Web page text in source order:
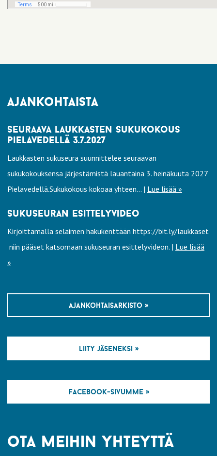
ajankohtaista
seuraava laukkasten sukukokous
pielavedellä 3.7.2027
Laukkasten sukuseura suunnittelee seuraavan
sukukokouksensa järjestämistä lauantaina 3. heinäkuuta 2027
Pielavedellä.Sukukokous kokoaa yhteen... | Lue lisää »
sukuseuran esittelyvideo
Kirjoittamalla selaimen hakukenttään https://bit.ly/laukkaset
niin pääset katsomaan sukuseuran esittelyvideon. | Lue lisää
»
ajankohtaisarkisto »
liity jäseneksi »
facebook-sivumme »
ota meihin yhteyttä